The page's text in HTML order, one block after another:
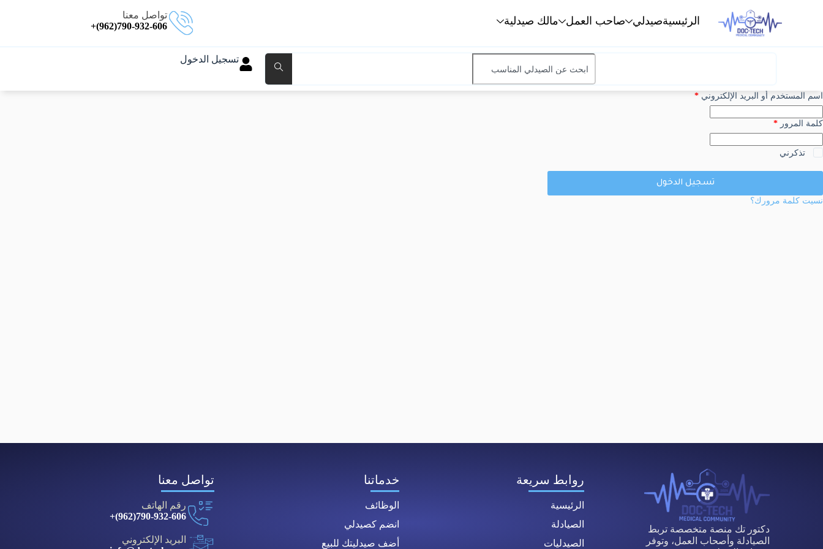
الرئيسيةصيدلي صاحب العمل مالك صيدلية
تواصل معنا
790-932-606(962)+
تسجيل الدخول
اسم المستخدم أو البريد الإلكتروني *
كلمة المرور *
تذكرني
تسجيل الدخول
نسيت كلمة مرورك؟
دكتور تك منصة متخصصة تربط
الصيادلة وأصحاب العمل، وتوفر
روابط سريعة
الرئيسية
الصيادلة
الصيدليات
خدماتنا
الوظائف
انضم كصيدلي
أضف صيدليتك للبيع
تواصل معنا
رقم الهاتف
790-932-606(962)+
البريد الإلكتروني